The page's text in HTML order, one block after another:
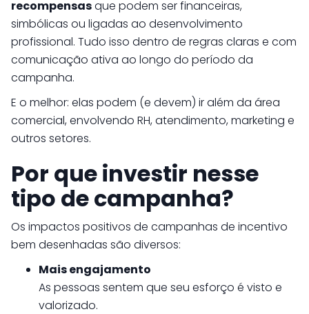
recompensasque podem ser financeiras,
simbólicas ou ligadas ao desenvolvimento
profissional. Tudo isso dentro de regras claras e com
comunicação ativa ao longo do período da
campanha.
E o melhor: elas podem (e devem) ir além da área
comercial, envolvendo RH, atendimento, marketing e
outros setores.
Por que investir nesse
tipo de campanha?
Os impactos positivos de campanhas de incentivo
bem desenhadas são diversos:
Mais engajamento
As pessoas sentem que seu esforço é visto e
valorizado.